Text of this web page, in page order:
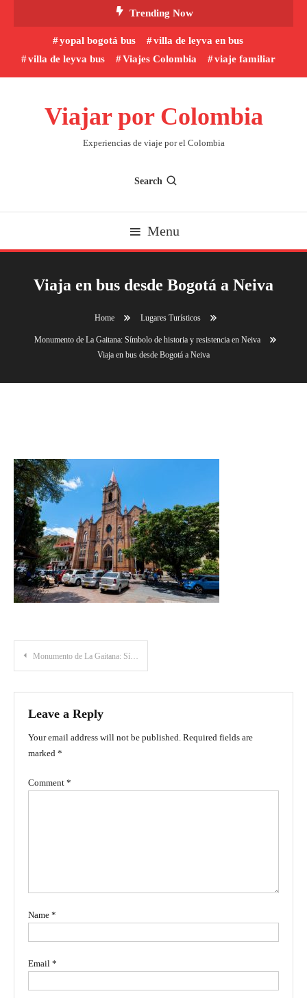
Trending Now
yopal bogotá bus
villa de leyva en bus
villa de leyva bus
Viajes Colombia viaje familiar
Viajar por Colombia
Experiencias de viaje por el Colombia
Search
Menu
Viaja en bus desde Bogotá a Neiva
Home Lugares Turísticos
Monumento de La Gaitana: Símbolo de historia y resistencia en Neiva
Viaja en bus desde Bogotá a Neiva
Post
navigation
Monumento de La Gaitana: Símbolo de historia y resistencia en Neiva
Leave a Reply
Your email address will not be published. Required fields are
marked *
Comment *
Name *
Email *